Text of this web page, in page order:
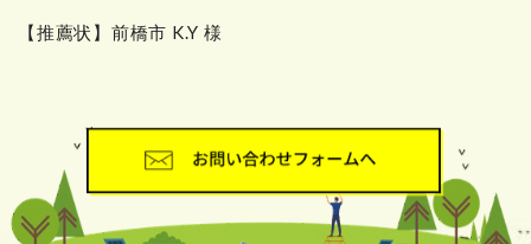
【推薦状】前橋市 K.Y 様